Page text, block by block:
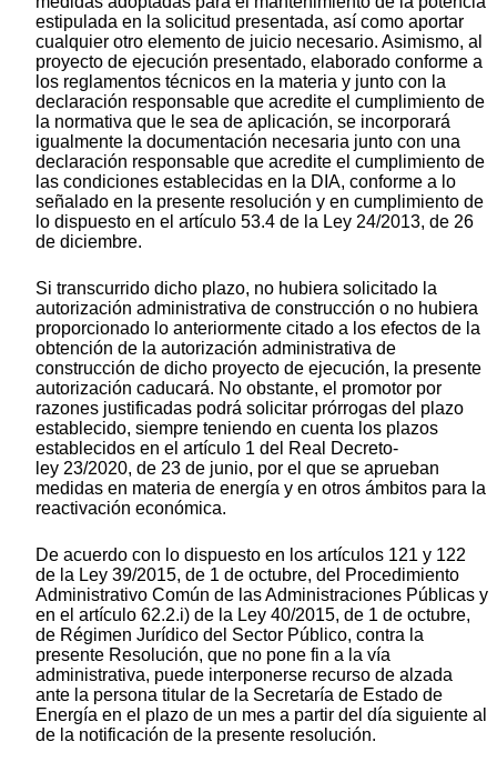
estipulada en la solicitud presentada, así como aportar
cualquier otro elemento de juicio necesario. Asimismo, al
proyecto de ejecución presentado, elaborado conforme a
los reglamentos técnicos en la materia y junto con la
declaración responsable que acredite el cumplimiento de
la normativa que le sea de aplicación, se incorporará
igualmente la documentación necesaria junto con una
declaración responsable que acredite el cumplimiento de
las condiciones establecidas en la DIA, conforme a lo
señalado en la presente resolución y en cumplimiento de
lo dispuesto en el artículo 53.4 de la Ley 24/2013, de 26
de diciembre.
Si transcurrido dicho plazo, no hubiera solicitado la
autorización administrativa de construcción o no hubiera
proporcionado lo anteriormente citado a los efectos de la
obtención de la autorización administrativa de
construcción de dicho proyecto de ejecución, la presente
autorización caducará. No obstante, el promotor por
razones justificadas podrá solicitar prórrogas del plazo
establecido, siempre teniendo en cuenta los plazos
establecidos en el artículo 1 del Real Decreto-
ley 23/2020, de 23 de junio, por el que se aprueban
medidas en materia de energía y en otros ámbitos para la
reactivación económica.
De acuerdo con lo dispuesto en los artículos 121 y 122
de la Ley 39/2015, de 1 de octubre, del Procedimiento
Administrativo Común de las Administraciones Públicas y
en el artículo 62.2.i) de la Ley 40/2015, de 1 de octubre,
de Régimen Jurídico del Sector Público, contra la
presente Resolución, que no pone fin a la vía
administrativa, puede interponerse recurso de alzada
ante la persona titular de la Secretaría de Estado de
Energía en el plazo de un mes a partir del día siguiente al
de la notificación de la presente resolución.